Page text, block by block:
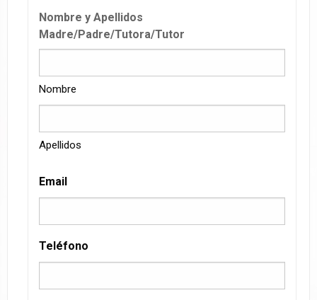
Nombre y Apellidos
Madre/Padre/Tutora/Tutor
Nombre
Apellidos
Email
Teléfono